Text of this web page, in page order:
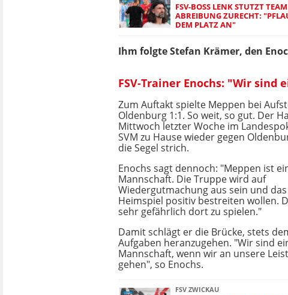
FSV-BOSS LENK STUTZT
ABREIBUNG ZURECHT:
DEM PLATZ AN"
Ihm folgte Stefan Krämer, den
FSV-Trainer Enochs: "Wir
Zum Auftakt spielte Meppen bei
Oldenburg 1:1. So weit, so gut. Der
Mittwoch letzter Woche im
SVM zu Hause wieder gegen
die Segel strich.
Enochs sagt dennoch: "Meppen ist
Mannschaft. Die Truppe wird auf
Wiedergutmachung aus sein und
Heimspiel positiv bestreiten wollen.
sehr gefährlich dort zu spielen."
Damit schlägt er die Brücke, stets
Aufgaben heranzugehen. "Wir sind
Mannschaft, wenn wir an unsere
gehen", so Enochs.
FSV ZWICKAU